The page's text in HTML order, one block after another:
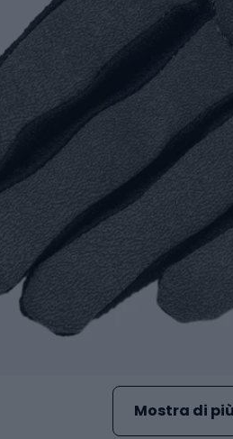
Mostra di